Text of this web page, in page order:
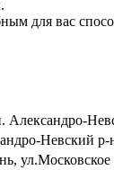
для вас
Александро-
Невский